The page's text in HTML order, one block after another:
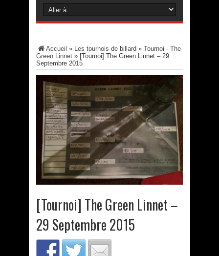
Accueil » Les tournois de billard » Tournoi - The
Green Linnet » [Tournoi] The Green Linnet – 29
Septembre 2015
[Tournoi] The Green Linnet –
29 Septembre 2015